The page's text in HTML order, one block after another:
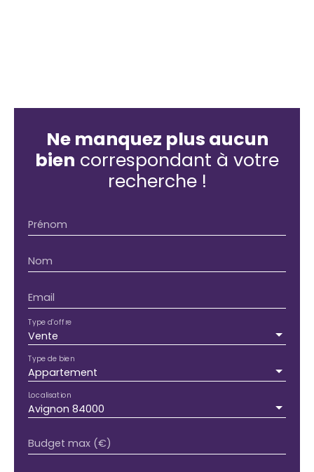
Ne manquez plus aucun
bien correspondant à votre
recherche !
Prénom
Nom
Email
Vente
Type d'offre
Appartement
Type de bien
Avignon 84000
Localisation
Budget max (€)